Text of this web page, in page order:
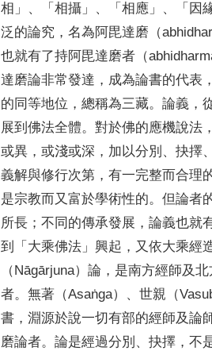
相 」、「相攝 」、「相應 」、「 因
泛的論究 ，名為阿毘達磨 （
也就有了持阿毘達磨者（
達磨論非常發達 ， 成為論書的代表
的同等地位 ，總稱為三藏。論義 ，
展到佛法全體。對於佛的應機說法
或異 ，或淺或深 ， 加以分別 、抉擇
義解與修行次第 ，有一完整而合理
是宗教而又富於學術性的。但論者
所長 ；不 同的傳承發展 ，論義也就
到
「 大乘佛法 」興起 ， 又依大乘經
（ Nāgārjuna）論 ， 是南方經師及
者。無著（Asaṅga） 、世親（
書 ，淵源於說一切有部的經師及論
磨論者。論是經過分別 、抉擇 ，不